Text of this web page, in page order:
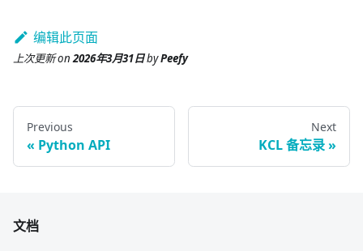
编辑此页面
上次更新on2026年3月31日byPeefy
Previous
Python API
Next
KCL 备忘录
文档